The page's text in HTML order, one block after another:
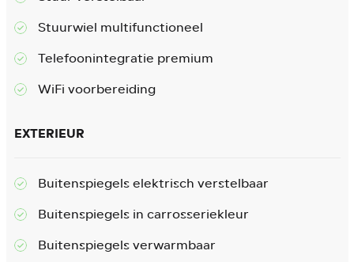
Stuurwiel multifunctioneel
Telefoonintegratie premium
WiFi voorbereiding
EXTERIEUR
Buitenspiegels elektrisch verstelbaar
Buitenspiegels in carrosseriekleur
Buitenspiegels verwarmbaar